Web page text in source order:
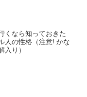
くなら知っておきた
人の性格（注意! かな
入り）